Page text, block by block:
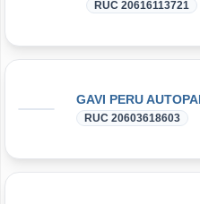
RUC 20616113721
RUC 20603618603